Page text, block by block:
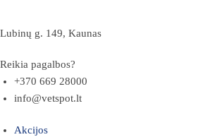
Lubinų g. 149, Kaunas
Reikia pagalbos?
+370 669 28000
info@vetspot.lt
Akcijos